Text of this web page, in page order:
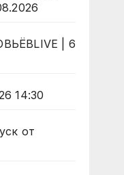
| 6
14:30
от